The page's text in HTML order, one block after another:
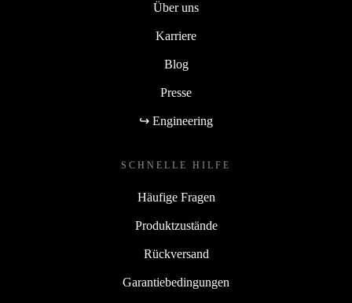
Über uns
Karriere
Blog
Presse
↪ Engineering
SCHNELLE HILFE
Häufige Fragen
Produktzustände
Rückversand
Garantiebedingungen